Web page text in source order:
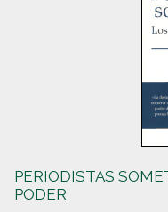
PERIODISTAS
PODER